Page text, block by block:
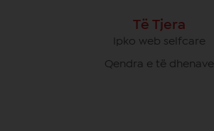
Të Tjera
Ipko web selfcare
Qendra e të dhenave